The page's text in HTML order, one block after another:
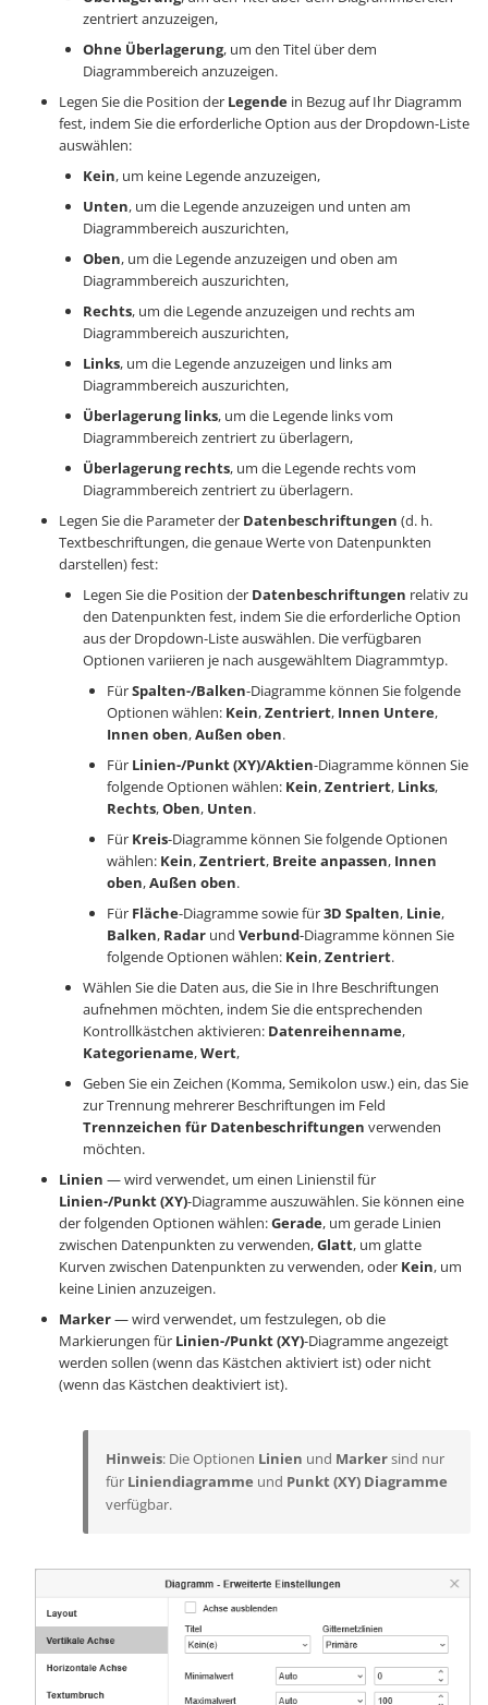
zentriert anzuzeigen,
Ohne Überlagerung, um den Titel über dem
Diagrammbereich anzuzeigen.
Legen Sie die Position der Legende in Bezug auf Ihr Diagramm
fest, indem Sie die erforderliche Option aus der Dropdown-Liste
auswählen:
Kein, um keine Legende anzuzeigen,
Unten, um die Legende anzuzeigen und unten am
Diagrammbereich auszurichten,
Oben, um die Legende anzuzeigen und oben am
Diagrammbereich auszurichten,
Rechts, um die Legende anzuzeigen und rechts am
Diagrammbereich auszurichten,
Links, um die Legende anzuzeigen und links am
Diagrammbereich auszurichten,
Überlagerung links, um die Legende links vom
Diagrammbereich zentriert zu überlagern,
Überlagerung rechts, um die Legende rechts vom
Diagrammbereich zentriert zu überlagern.
Legen Sie die Parameter der Datenbeschriftungen (d. h.
Textbeschriftungen, die genaue Werte von Datenpunkten
darstellen) fest:
Legen Sie die Position der Datenbeschriftungen relativ zu
den Datenpunkten fest, indem Sie die erforderliche Option
aus der Dropdown-Liste auswählen. Die verfügbaren
Optionen variieren je nach ausgewähltem Diagrammtyp.
FürSpalten-/Balken-Diagramme können Sie folgende
Optionen wählen: Kein,Zentriert, Innen Untere,
Innen oben,Außen oben.
Für Linien-/Punkt (XY)/Aktien-Diagramme können Sie
folgende Optionen wählen: Kein,Zentriert, Links,
Rechts,Oben, Unten.
Für Kreis-Diagramme können Sie folgende Optionen
wählen: Kein,Zentriert, Breite anpassen, Innen
oben,Außen oben.
Für Fläche-Diagramme sowie für3D Spalten, Linie,
Balken, Radar und Verbund-Diagramme können Sie
folgende Optionen wählen: Kein,Zentriert.
Wählen Sie die Daten aus, die Sie in Ihre Beschriftungen
aufnehmen möchten, indem Sie die entsprechenden
Kontrollkästchen aktivieren: Datenreihenname,
Kategoriename,Wert,
Geben Sie ein Zeichen (Komma, Semikolon usw.) ein, das Sie
zur Trennung mehrerer Beschriftungen im Feld
Trennzeichen für Datenbeschriftungen verwenden
möchten.
Linien — wird verwendet, um einen Linienstil für
Linien-/Punkt (XY)-Diagramme auszuwählen. Sie können eine
der folgenden Optionen wählen:Gerade, um gerade Linien
zwischen Datenpunkten zu verwenden,Glatt, um glatte
Kurven zwischen Datenpunkten zu verwenden, oder Kein, um
keine Linien anzuzeigen.
Marker— wird verwendet, um festzulegen, ob die
Markierungen für Linien-/Punkt (XY)-Diagramme angezeigt
werden sollen (wenn das Kästchen aktiviert ist) oder nicht
(wenn das Kästchen deaktiviert ist).
Hinweis: Die Optionen Linien und Markersind nur
für Liniendiagramme und Punkt (XY) Diagramme
verfügbar.